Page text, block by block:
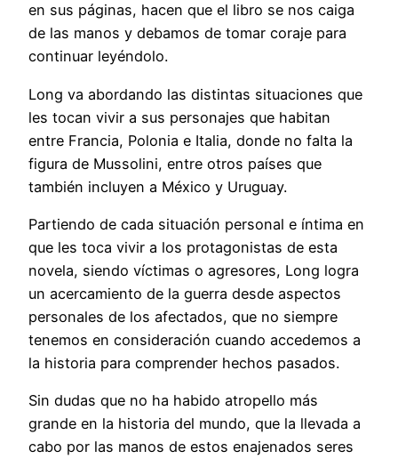
en sus páginas, hacen que el libro se nos caiga
de las manos y debamos de tomar coraje para
continuar leyéndolo.
Long va abordando las distintas situaciones que
les tocan vivir a sus personajes que habitan
entre Francia, Polonia e Italia, donde no falta la
figura de Mussolini, entre otros países que
también incluyen a México y Uruguay.
Partiendo de cada situación personal e íntima en
que les toca vivir a los protagonistas de esta
novela, siendo víctimas o agresores, Long logra
un acercamiento de la guerra desde aspectos
personales de los afectados, que no siempre
tenemos en consideración cuando accedemos a
la historia para comprender hechos pasados.
Sin dudas que no ha habido atropello más
grande en la historia del mundo, que la llevada a
cabo por las manos de estos enajenados seres